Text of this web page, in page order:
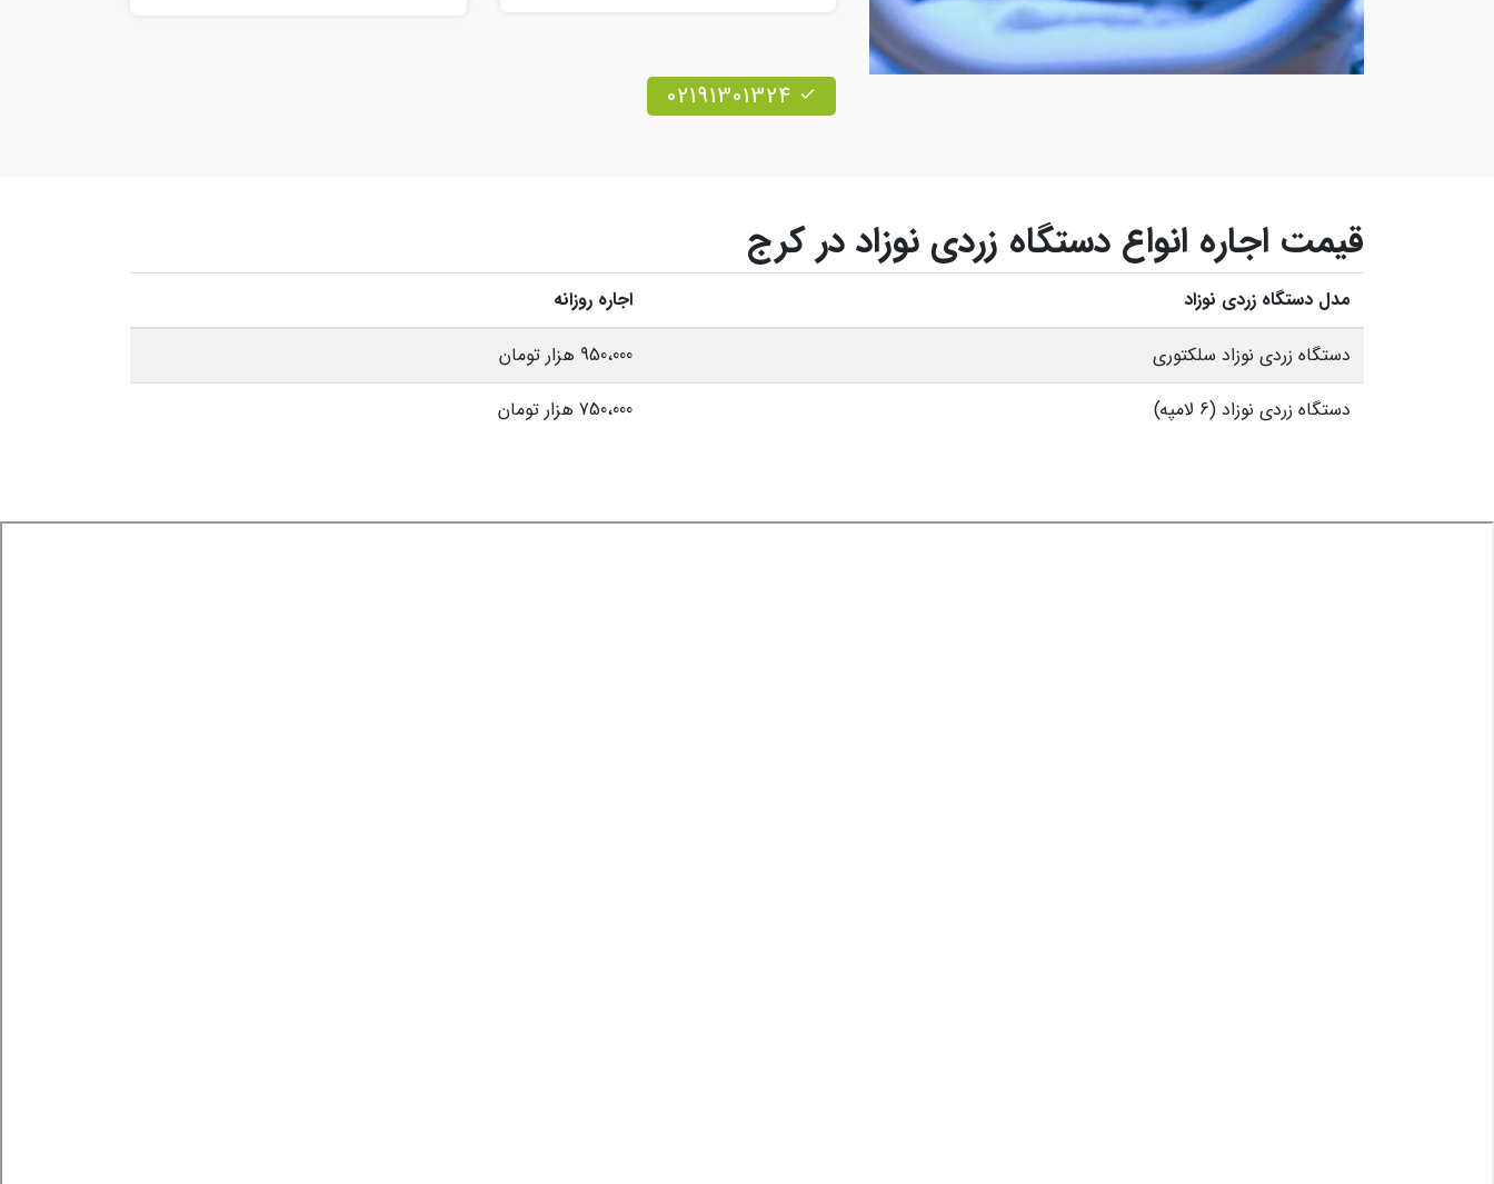
قیمت اجاره انواع دستگاه زردی نوزاد در کرج
مدل دستگاه زردی نوزاد
اجاره روزانه
دستگاه زردی نوزاد سلکتوری
950،000 هزار تومان
دستگاه زردی نوزاد (6 لامپه)
750،000 هزار تومان